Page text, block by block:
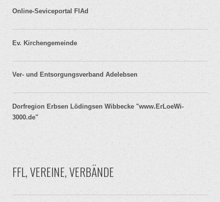
Online-Seviceportal FlAd
Ev. Kirchengemeinde
Ver- und Entsorgungsverband Adelebsen
Dorfregion Erbsen Lödingsen Wibbecke "www.ErLoeWi-
3000.de"
FFL, VEREINE, VERBÄNDE